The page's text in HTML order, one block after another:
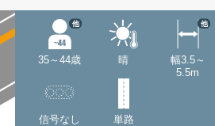
35～44歳
他
晴
幅3.5～
5.5m
他
信号なし 単路